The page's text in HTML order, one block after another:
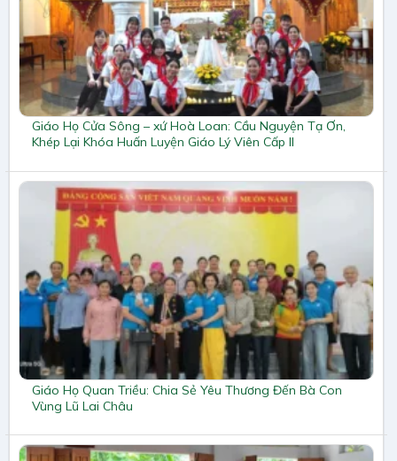
Giáo Họ Cửa Sông – xứ Hoà Loan: Cầu Nguyện Tạ Ơn,
Khép Lại Khóa Huấn Luyện Giáo Lý Viên Cấp II
Giáo Họ Quan Triều: Chia Sẻ Yêu Thương Đến Bà Con
Vùng Lũ Lai Châu